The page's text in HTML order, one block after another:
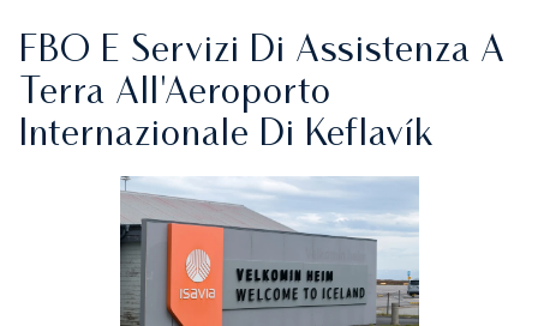
FBO E Servizi Di Assistenza A
Terra All'Aeroporto
Internazionale Di Keflavík